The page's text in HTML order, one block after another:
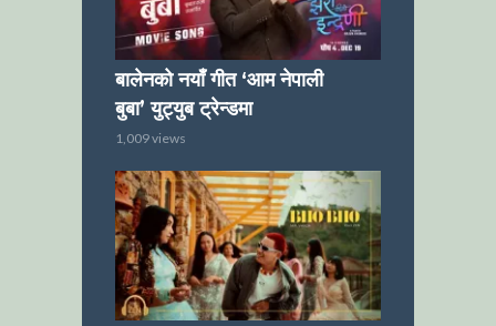
बालेनको नयाँ गीत ‘आम नेपाली
बुबा’ युट्युब ट्रेन्डमा
1,009 views